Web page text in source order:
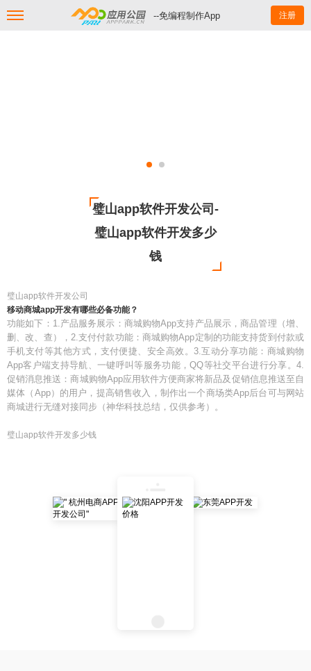
--免编程制作App 注册
璧山app软件开发公司-
璧山app软件开发多少
钱
璧山app软件开发公司
移动商城app开发有哪些必备功能？
功能如下：1.产品服务展示：商城购物App支持产品展示，商品管理（增、
删、改、查），2.支付付款功能：商城购物App定制的功能支持货到付款或
手机支付等其他方式，支付便捷、安全高效。3.互动分享功能：商城购物
App客户端支持导航、一键呼叫等服务功能，QQ等社交平台进行分享。4.
促销消息推送：商城购物App应用软件方便商家将新品及促销信息推送至自
媒体（App）的用户，提高销售收入，制作出一个商场类App后台可与网站
商城进行无缝对接同步（神华科技总结，仅供参考）。
璧山app软件开发多少钱